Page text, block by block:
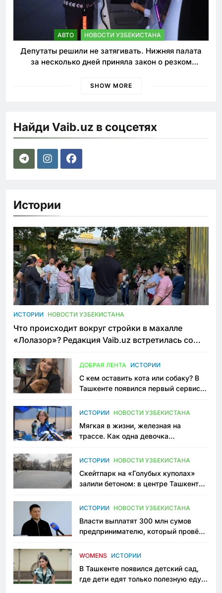
АВТО НОВОСТИ УЗБЕКИСТАНА
Депутаты решили не затягивать. Нижняя палата
за несколько дней приняла закон о резком
SHOW MORE
Найди Vaib.uz в соцсетях
Истории
ИСТОРИИ НОВОСТИ УЗБЕКИСТАНА
Что происходит вокруг стройки в махалле
«Лолазор»? Редакция Vaib.uz встретилась со
ДОБРАЯ ЛЕНТА ИСТОРИИ
С кем оставить кота или собаку? В
Ташкенте появился первый сервис
ИСТОРИИ НОВОСТИ УЗБЕКИСТАНА
Мягкая в жизни, железная на
трассе. Как одна девочка
Узбекистане
ИСТОРИИ НОВОСТИ УЗБЕКИСТАНА
Скейтпарк на «Голубых куполах»
залили бетоном: в центре Ташкента
пространство
ИСТОРИИ НОВОСТИ УЗБЕКИСТАНА
Власти выплатят 300 млн сумов
предпринимателю, который провёл
приговору
WOMENS ИСТОРИИ
В Ташкенте появился детский сад,
где дети едят только полезную еду.